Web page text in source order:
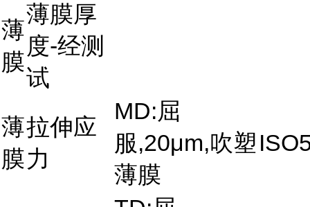
薄
膜
薄膜厚
度-经测
试
薄
膜
拉伸应
力
MD:屈
服,20μm,吹塑
薄膜